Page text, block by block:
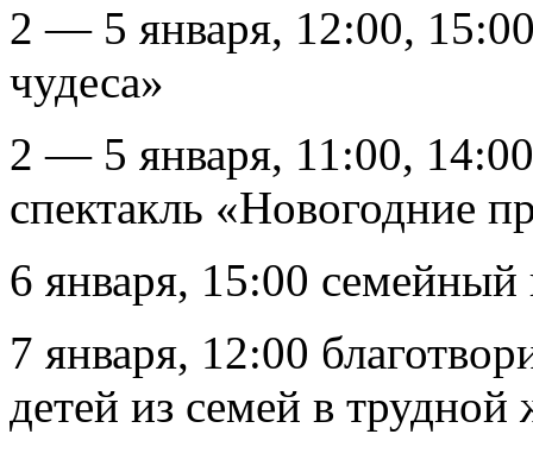
2 — 5 января, 12:00,
чудеса»
2 — 5 января, 11:00,
спектакль «Новогодние
6 января, 15:00
7 января, 12:00
детей из семей в